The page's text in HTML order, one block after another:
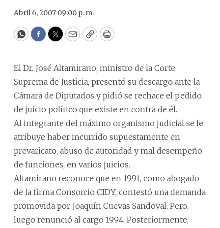
Abril 6, 2007 09:00 p. m.
WhatsApp
Facebook
Twitter
EmailCopyPrint
El Dr. José Altamirano, ministro de la Corte
Suprema de Justicia, presentó su descargo ante la
Cámara de Diputados y pidió se rechace el pedido
de juicio político que existe en contra de él.
Al integrante del máximo organismo judicial se le
atribuye haber incurrido supuestamente en
prevaricato, abuso de autoridad y mal desempeño
de funciones, en varios juicios.
Altamirano reconoce que en 1991, como abogado
de la firma Consorcio CIDY, contestó una demanda
promovida por Joaquín Cuevas Sandoval. Pero,
luego renunció al cargo 1994. Posteriormente,